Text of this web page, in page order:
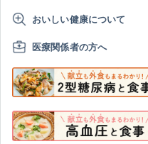
おいしい健康について
医療関係者の方へ